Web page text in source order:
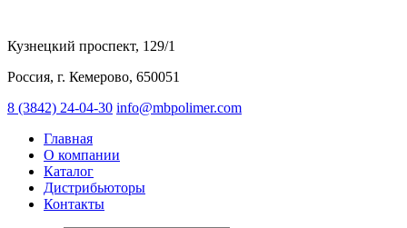
Кузнецкий проспект, 129/1
Россия, г. Кемерово, 650051
8 (3842) 24-04-30 info@mbpolimer.com
Главная
О компании
Каталог
Дистрибьюторы
Контакты